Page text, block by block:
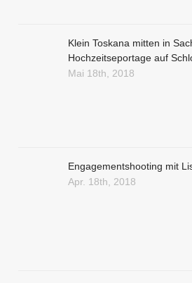
Klein Toskana mitten in
Hochzeitseportage auf
Mai 18th, 2018
Engagementshooting mit
Apr. 18th, 2018